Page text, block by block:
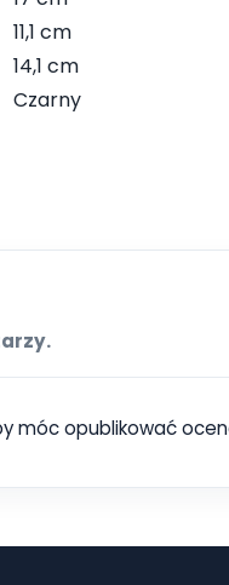
11,1 cm
14,1 cm
Czarny
móc opublikować